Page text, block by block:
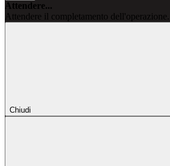
Attendere...
Attendere il completamento dell'operazione...
Chiudi